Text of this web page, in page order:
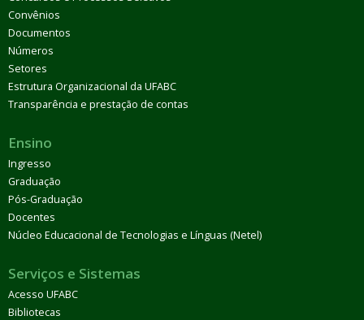
Convênios
Documentos
Números
Setores
Estrutura Organizacional da UFABC
Transparência e prestação de contas
Ensino
Ingresso
Graduação
Pós-Graduação
Docentes
Núcleo Educacional de Tecnologias e Línguas (Netel)
Serviços e Sistemas
Acesso UFABC
Bibliotecas